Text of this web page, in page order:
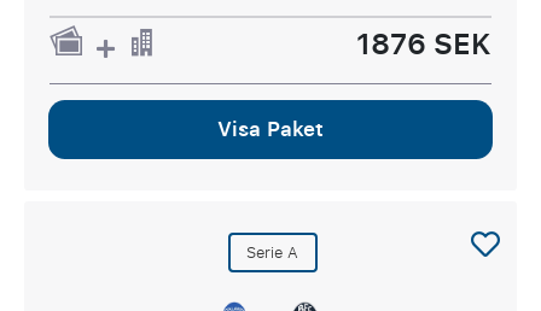
1876 SEK
Visa Paket
Serie A